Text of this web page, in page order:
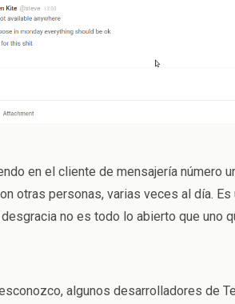
en el cliente de mensajería número
otras personas, varias veces al día.
no es todo lo abierto que uno
algunos desarrolladores de